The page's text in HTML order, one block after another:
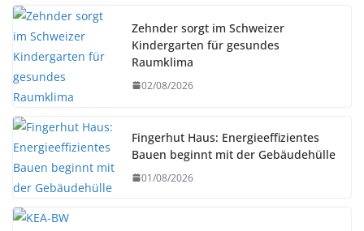
Zehnder sorgt im Schweizer
Kindergarten für gesundes
Raumklima
02/08/2026
Fingerhut Haus: Energieeffizientes
Bauen beginnt mit der Gebäudehülle
01/08/2026